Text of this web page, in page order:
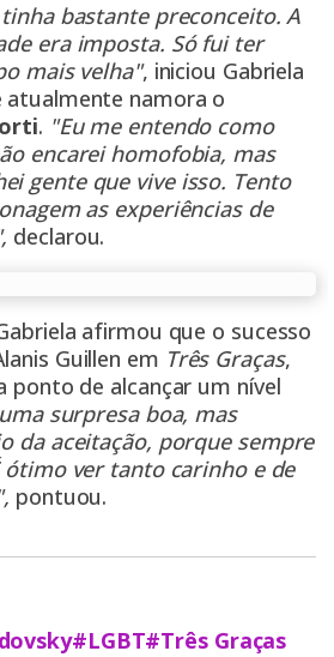
bastante preconceito. A
era imposta. Só fui ter
mais velha", iniciou Gabriela
atualmente namora o
. "Eu me entendo como
encarei homofobia, mas
gente que vive isso. Tento
as experiências de
declarou.
afirmou que o sucesso
Guillen em Três Graças,
ponto de alcançar um nível
surpresa boa, mas
da aceitação, porque sempre
ótimo ver tanto carinho e de
pontuou.
#LGBT#Três Graças